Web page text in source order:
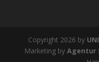
Copyright 2026 by
Marketing byAgentur